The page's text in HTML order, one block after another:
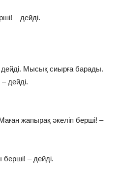
– дейді.
Мысық сиырға барады.
дейді.
жапырақ әкеліп берші! –
– дейді.